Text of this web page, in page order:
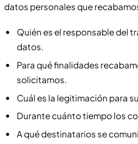
datos personales que
Quién es el responsable del
datos.
Para qué finalidades
solicitamos.
Cuál es la legitimación para
Durante cuánto tiempo los
A qué destinatarios se